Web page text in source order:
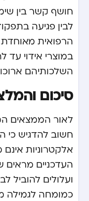
חושף קשר בין
לבין פגיעה
הרפואית
במוצרי אידוי
השלכותיהם
סיכום
לאור הממצאים
חשוב להדגיש כי
אלקטרוניות
העדכניים מראים
ועלולים להוביל
כמומחה לגמילה